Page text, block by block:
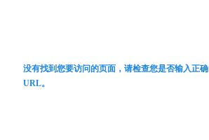
没有找到您要访问的页面，请检查您是否输入正确
URL。